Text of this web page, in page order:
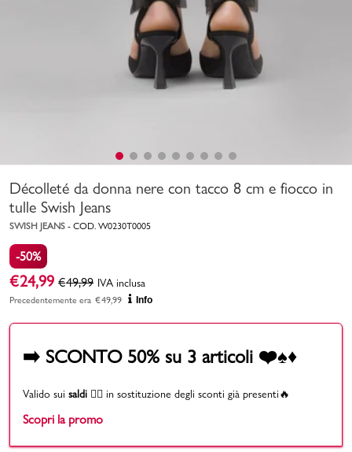
Bambino
Marchi
Carrello
Promo & News
negozi
Décolleté da donna nere con tacco 8 cm e fiocco in
tulle Swish Jeans
SWISH JEANS - COD. W0230T0005
-50%
€24,99 €49,99 IVA inclusa
Precedentemente era €49,99 Info
➡️ SCONTO 50% su 3 articoli ❤️♠️♦️
Valido sui saldi 👉🏻 in sostituzione degli sconti già presenti🔥
Scopri la promo